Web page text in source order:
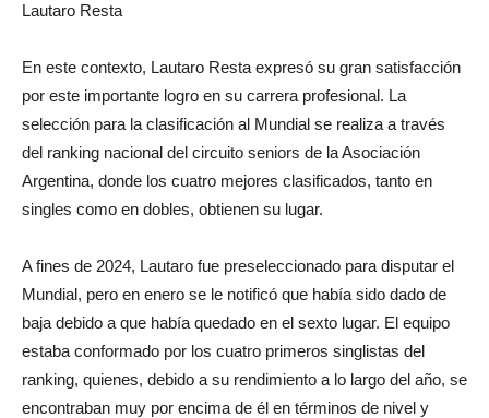
Lautaro Resta
En este contexto, Lautaro Resta expresó su gran satisfacción
por este importante logro en su carrera profesional. La
selección para la clasificación al Mundial se realiza a través
del ranking nacional del circuito seniors de la Asociación
Argentina, donde los cuatro mejores clasificados, tanto en
singles como en dobles, obtienen su lugar.
A fines de 2024, Lautaro fue preseleccionado para disputar el
Mundial, pero en enero se le notificó que había sido dado de
baja debido a que había quedado en el sexto lugar. El equipo
estaba conformado por los cuatro primeros singlistas del
ranking, quienes, debido a su rendimiento a lo largo del año, se
encontraban muy por encima de él en términos de nivel y